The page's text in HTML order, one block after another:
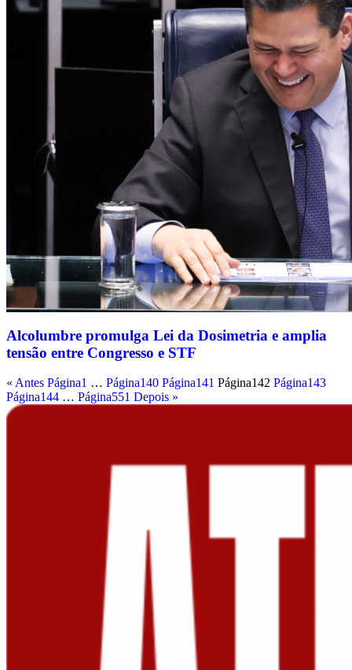
Alcolumbre promulga Lei da Dosimetria e amplia
tensão entre Congresso e STF
« Antes Página1 … Página140 Página141 Página142 Página143
Página144 … Página551 Depois »